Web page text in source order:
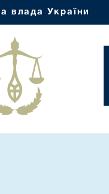
влада України